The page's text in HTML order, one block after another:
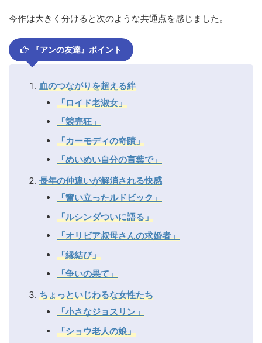
今作は大きく分けると次のような共通点を感じました。
『アンの友達』ポイント
血のつながりを超える絆
「ロイド老淑女」
「競売狂」
「カーモディの奇蹟」
「めいめい自分の言葉で」
長年の仲違いが解消される快感
「奮い立ったルドビック」
「ルシンダついに語る」
「オリビア叔母さんの求婚者」
「縁結び」
「争いの果て」
ちょっといじわるな女性たち
「小さなジョスリン」
「ショウ老人の娘」